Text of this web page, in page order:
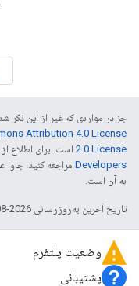
جز در مواردی که غیر از این
Attribution 4.0 License
2.0 License است. برای اطلاع از
Developers‏
به آن است.
تاریخ آخرین به‌روزرسانی 2026-08-04 به‌وقت ساعت هماهنگ جهانی.
وضعیت پلتفرم
پشتیبانی